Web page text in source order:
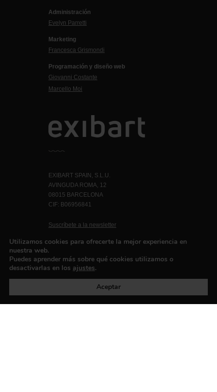
Administración
Evelyn Parretti
Marketing
Francesca Grismondi
Programación y diseño web
Giovanni Costante
Marcello Moi
EXIBART SPAIN, S.L.U.
AVINGUDA ROMA, 12
08015 BARCELONA
CIF: B06956841
Suscríbete a la newsletter
Política de privacidad
Utilizamos cookies para ofrecerte la mejor experiencia en
nuestra web.
Puedes aprender más sobre qué cookies utilizamos o
desactivarlas en los ajustes.
Aceptar